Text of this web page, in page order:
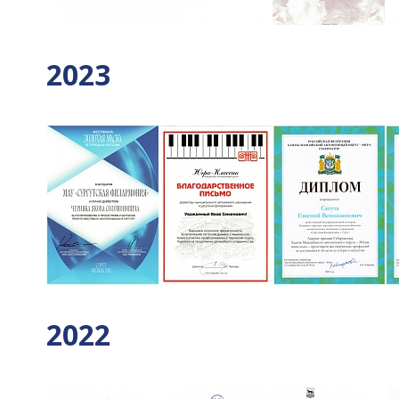
2023
2022